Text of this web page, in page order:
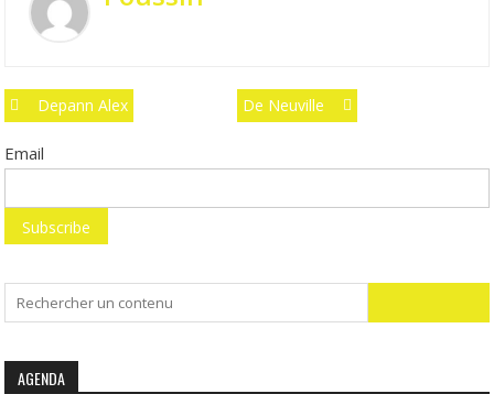
Post
navigation
Depann Alex De Neuville
Email
for:
AGENDA